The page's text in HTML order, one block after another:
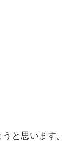
と思います。